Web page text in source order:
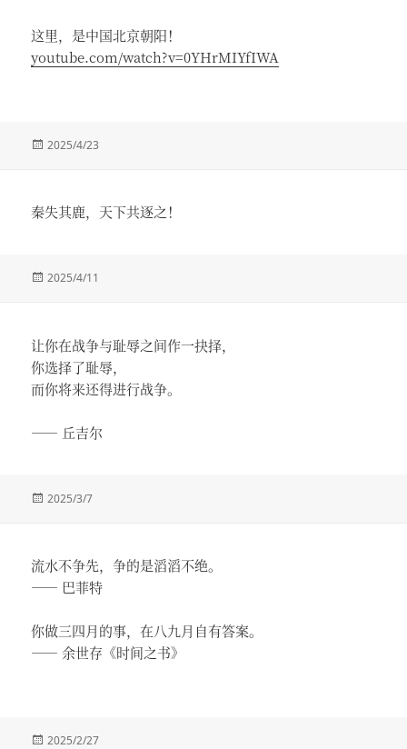
这里，是中国北京朝阳！
youtube.com/watch?v=0YHrMIYfIWA
发
2025/4/23
秦失其鹿，天下共逐之！
发
2025/4/11
让你在战争与耻辱之间作一抉择，
你选择了耻辱，
而你将来还得进行战争。
—— 丘吉尔
发
2025/3/7
流水不争先，争的是滔滔不绝。
—— 巴菲特
你做三四月的事，在八九月自有答案。
—— 余世存《时间之书》
发
2025/2/27